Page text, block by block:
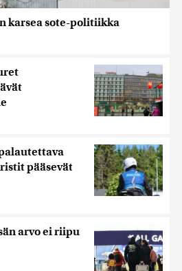
karsea sote-politiikka
pääsevät
arvo ei riipu